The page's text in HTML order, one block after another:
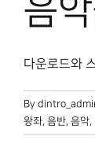
음
다운로드와
By
왕좌, 음반, 음악,